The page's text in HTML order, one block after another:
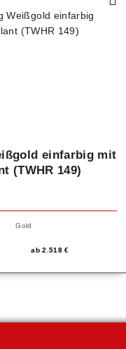
einfarbig mit
(TWHR 149)
Gold
ab2.518€